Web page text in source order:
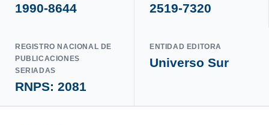
1990-8644 2519-7320
REGISTRO NACIONAL DE
PUBLICACIONES
SERIADAS
RNPS: 2081
ENTIDAD EDITORA
Universo Sur